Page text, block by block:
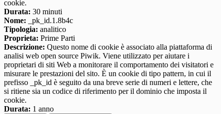
cookie.
Durata: 30 minuti
Nome: _pk_id.1.8b4c
Tipologia: analitico
Proprieta: Prime Parti
Descrizione: Questo nome di cookie è associato alla piattaforma di
analisi web open source Piwik. Viene utilizzato per aiutare i
proprietari di siti Web a monitorare il comportamento dei visitatori e
misurare le prestazioni del sito. È un cookie di tipo pattern, in cui il
prefisso _pk_id è seguito da una breve serie di numeri e lettere, che
si ritiene sia un codice di riferimento per il dominio che imposta il
cookie.
Durata: 1 anno